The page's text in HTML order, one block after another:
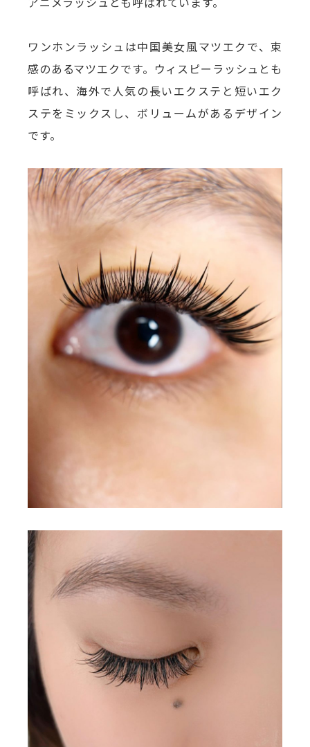
ワンホンラッシュは中国美女風マツエクで、束
感のあるマツエクです。ウィスピーラッシュとも
呼ばれ、海外で人気の長いエクステと短いエク
ステをミックスし、ボリュームがあるデザイン
です。